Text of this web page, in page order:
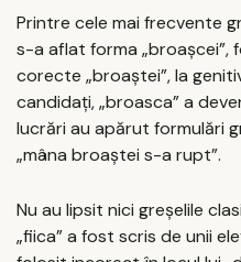
Printre cele mai frecvente
s-a aflat forma „broașcei”,
corecte „broaștei”, la
candidați, „broasca” a
lucrări au apărut formulări
„mâna broaștei s-a rupt”.
Nu au lipsit nici greșelile
„fiica” a fost scris de unii